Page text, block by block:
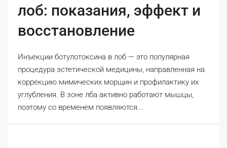
лоб: показания, эффект и
восстановление
Инъекции ботулотоксина в лоб — это популярная
процедура эстетической медицины, направленная на
коррекцию мимических морщин и профилактику их
углубления. В зоне лба активно работают мышцы,
поэтому со временем появляются...